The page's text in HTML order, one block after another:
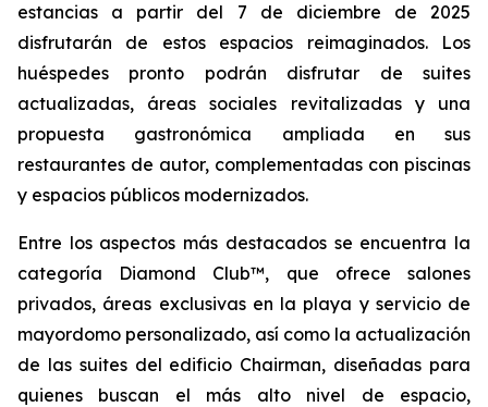
estancias a partir del 7 de diciembre de 2025
disfrutarán de estos espacios reimaginados. Los
huéspedes pronto podrán disfrutar de suites
actualizadas, áreas sociales revitalizadas y una
propuesta gastronómica ampliada en sus
restaurantes de autor, complementadas con piscinas
y espacios públicos modernizados.
Entre los aspectos más destacados se encuentra la
categoría Diamond Club™, que ofrece salones
privados, áreas exclusivas en la playa y servicio de
mayordomo personalizado, así como la actualización
de las suites del edificio Chairman, diseñadas para
quienes buscan el más alto nivel de espacio,